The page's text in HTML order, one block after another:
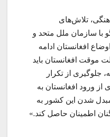
تلاش‌های
با سازمان ملل متحد و
افغانستان ادامه
موقت افغانستان باید
جلوگیری از تکرار
از ورود افغانستان به
شدن این کشور به
اطمینان حاصل کند.»